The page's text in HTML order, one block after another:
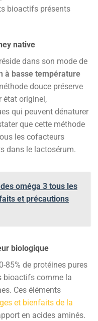
bioactifs présents
native
dans son mode de
à basse température
douce préserve
état originel,
qui peuvent dénaturer
que cette méthode
les cofacteurs
dans le lactosérum.
oméga 3 tous les
et précautions
biologique
85% de protéines pures
bioactifs comme la
Ces éléments
et bienfaits de la
en acides aminés.